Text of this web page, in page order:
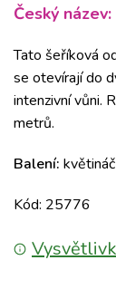
Český název:
Tato šeříková
se otevírají do
intenzivní vůni.
metrů.
Balení:
Kód: 25776